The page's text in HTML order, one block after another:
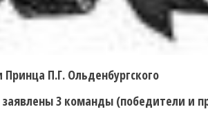
Принца П.Г. Ольденбургского
3 команды (победители и